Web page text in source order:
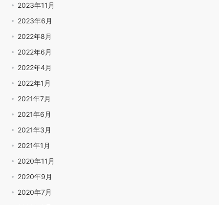
2023年11月
2023年6月
2022年8月
2022年6月
2022年4月
2022年1月
2021年7月
2021年6月
2021年3月
2021年1月
2020年11月
2020年9月
2020年7月